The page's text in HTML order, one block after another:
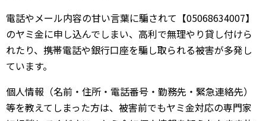
電話やメール内容の甘い言葉に騙されて【05068634007】
のヤミ金に申し込んでしまい、高利で無理やり貸し付けら
れたり、携帯電話や銀行口座を騙し取られる被害が多発し
ています。
個人情報（名前・住所・電話番号・勤務先・緊急連絡先）
等を教えてしまった方は、被害前でもヤミ金対応の専門家